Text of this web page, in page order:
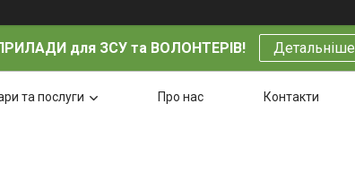
для ЗСУ та ВОЛОНТЕРІВ! Детальніше
та послуги Про нас Контакти